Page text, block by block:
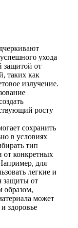
ухода
защитой от
таких как
излучение.
росту
сохранить
в условиях
тип
от конкретных
для
легкие и
защиты от
образом,
может
здоровье